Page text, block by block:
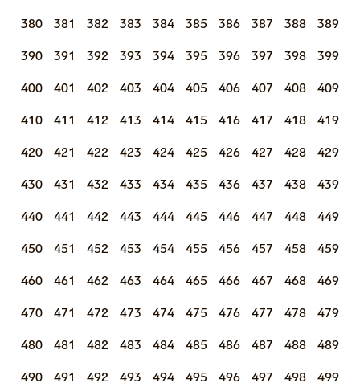
380 381 382 383 384 385 386 387 388 389
390 391 392 393 394 395 396 397 398 399
400 401 402 403 404 405 406 407 408 409
410 411 412 413 414 415 416 417 418 419
420 421 422 423 424 425 426 427 428 429
430 431 432 433 434 435 436 437 438 439
440 441 442 443 444 445 446 447 448 449
450 451 452 453 454 455 456 457 458 459
460 461 462 463 464 465 466 467 468 469
470 471 472 473 474 475 476 477 478 479
480 481 482 483 484 485 486 487 488 489
490 491 492 493 494 495 496 497 498 499